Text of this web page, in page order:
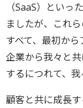
（SaaS）とい
ましたが、これ
すべて、最初か
企業から我々と
するにつれて、
顧客と共に成長